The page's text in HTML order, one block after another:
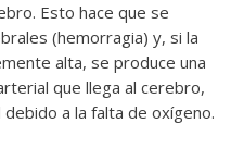
Esto hace que se
(hemorragia) y, si la
alta, se produce una
que llega al cerebro,
a la falta de oxígeno.